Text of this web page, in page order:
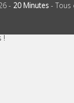
- 20 Minutes -
!